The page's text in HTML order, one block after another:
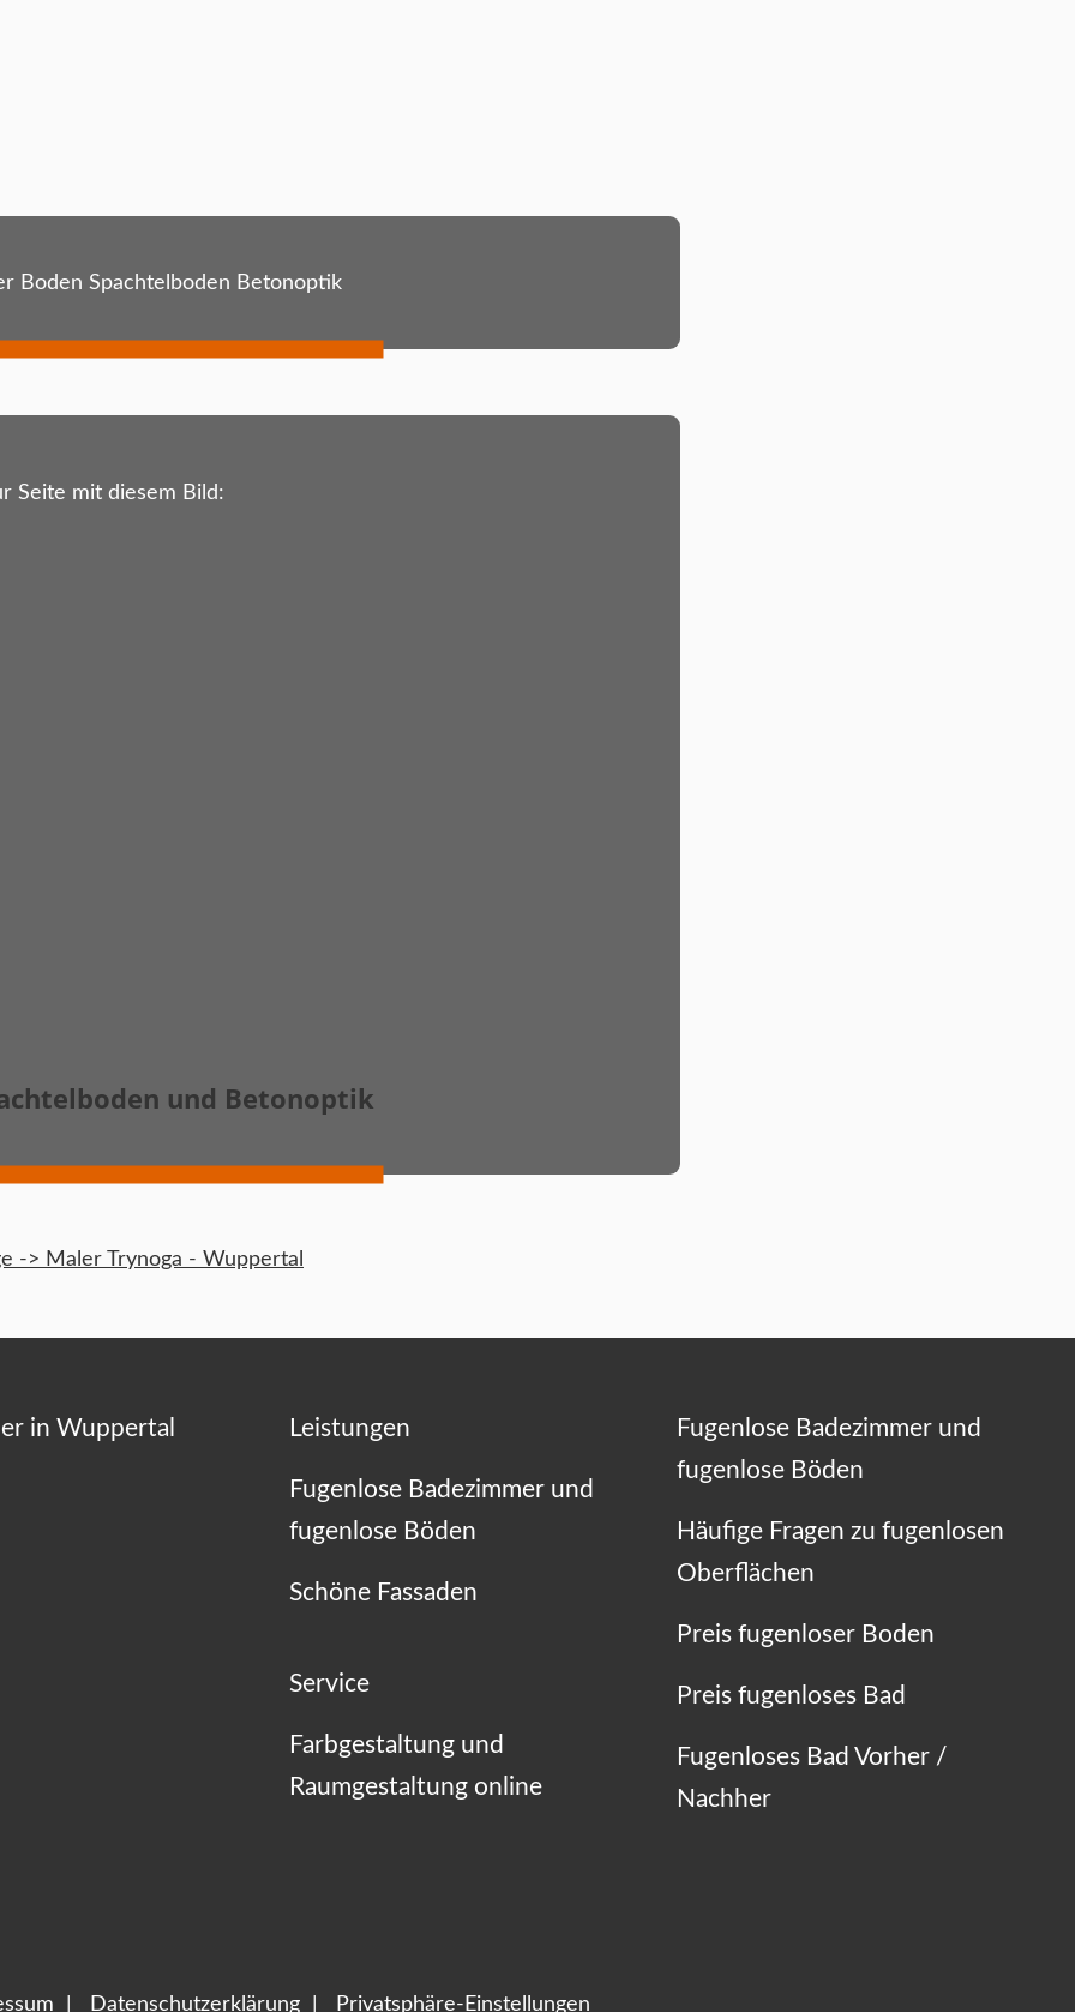
Boden Spachtelboden Betonoptik
Seite mit diesem Bild:
und Betonoptik
-> Maler Trynoga - Wuppertal
in Wuppertal Leistungen
Fugenlose Badezimmer und
fugenlose Böden
Schöne Fassaden
Service
Farbgestaltung und
Raumgestaltung online
Fugenlose Badezimmer und
fugenlose Böden
Häufige Fragen zu fugenlosen
Oberflächen
Preis fugenloser Boden
Preis fugenloses Bad
Fugenloses Bad Vorher /
Nachher
Datenschutzerklärung Privatsphäre-Einstellungen